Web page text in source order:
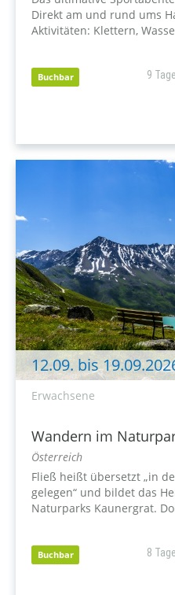
Direkt am und rund ums
Aktivitäten: Klettern,
Altenmarkt in Österreich
Buchbar 9
12.09. bis
Erwachsene
Wandern im
Österreich
Fließ heißt übersetzt „in
gelegen“ und bildet das
Naturparks Kaunergrat.
Buchbar 8